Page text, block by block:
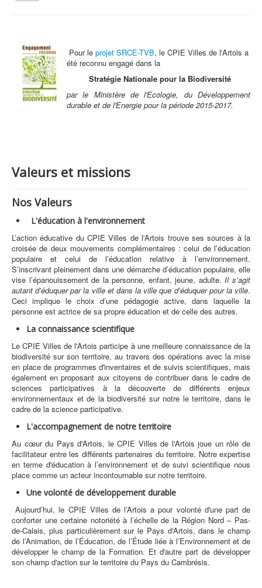
la
Qui sommes nous ?
Activités tout public
Animations et éducation
Contact
Bienvenue dans Mon Jardin au Naturel (BMJN)
Pour le projet SRCE-TVB, le CPIE Villes de l'Artois a
été reconnu engagé dans la
Stratégie Nationale pour la Biodiversité
par le Ministère de l'Ecologie, du Développement
durable et de l'Energie pour la période 2015-2017.
Valeurs et missions
Nos Valeurs
L'éducation à l'environnement
L’action éducative du CPIE Villes de l'Artois trouve ses sources à la
croisée de deux mouvements complémentaires : celui de l’éducation
populaire et celui de l’éducation relative à l’environnement.
S’inscrivant pleinement dans une démarche d’éducation populaire, elle
vise l’épanouissement de la personne, enfant, jeune, adulte.Il s’agit
autant d’éduquer par la ville et dans la ville que d’éduquer pour la ville.
Ceci implique le choix d’une pédagogie active, dans laquelle la
personne est actrice de sa propre éducation et de celle des autres.
La connaissance scientifique
Le CPIE Villes de l'Artois participe à une meilleure connaissance de la
biodiversité sur son territoire, au travers des opérations avec la mise
en place de programmes d'inventaires et de suivis scientifiques, mais
également en proposant aux citoyens de contribuer dans le cadre de
sciences participatives à la découverte de différents enjeux
environnementaux et de la biodiversité sur notre le territoire, dans le
cadre de la science participative.
L'accompagnement de notre territoire
Au cœur du Pays d'Artois, le CPIE Villes de l'Artois joue un rôle de
facilitateur entre les différents partenaires du territoire. Notre expertise
en terme d'éducation à l’environnement et de suivi scientifique nous
place comme un acteur incontournable sur notre territoire.
Une volonté de développement durable
Aujourd’hui, le CPIE Villes de l’Artois a pour volonté d'une part de
conforter une certaine notoriété à l’échelle de la Région Nord – Pas-
de-Calais, plus particulièrement sur le Pays d'Artois, dans le champ
de l’Animation, de l’Éducation, de l’Étude liée à l’Environnement et de
développer le champ de la Formation. Et d'autre part de développer
son champ d'action sur le territoire du Pays du Cambrésis.